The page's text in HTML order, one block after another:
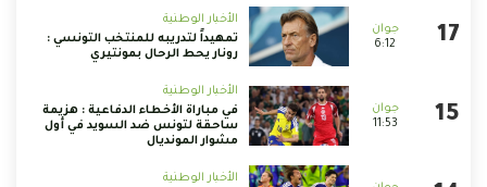
6:12
الأخبار الوطنية
تمهيداً لتدريبه للمنتخب التونسي :
رونار يحط الرحال بمونتيري
11:53
الأخبار الوطنية
في مباراة الأخطاء الدفاعية : هزيمة
ساحقة لتونس ضد السويد في أول
مشوار المونديال
الأخبار الوطنية